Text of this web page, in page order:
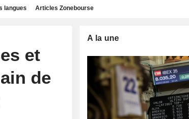
langues Articles Zonebourse
et
de
A la une